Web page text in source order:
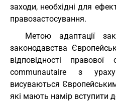
заходи, необхідні для
правозастосування.
Метою адаптації
законодавства
відповідності
communautaire з
висуваються
які мають намір вступити